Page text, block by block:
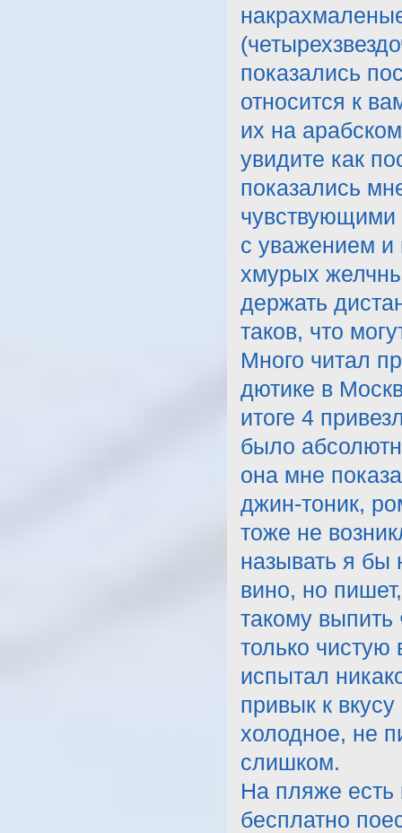
показались
относится к
их на
увидите как
показались
чувствующими
с уважением и
хмурых
держать
таков, что
Много читал
дютике в
итоге 4
было
она мне
джин-тоник,
тоже не
называть я бы
вино, но
такому
только чистую
испытал
привык к
холодное, не
слишком.
На пляже
бесплатно